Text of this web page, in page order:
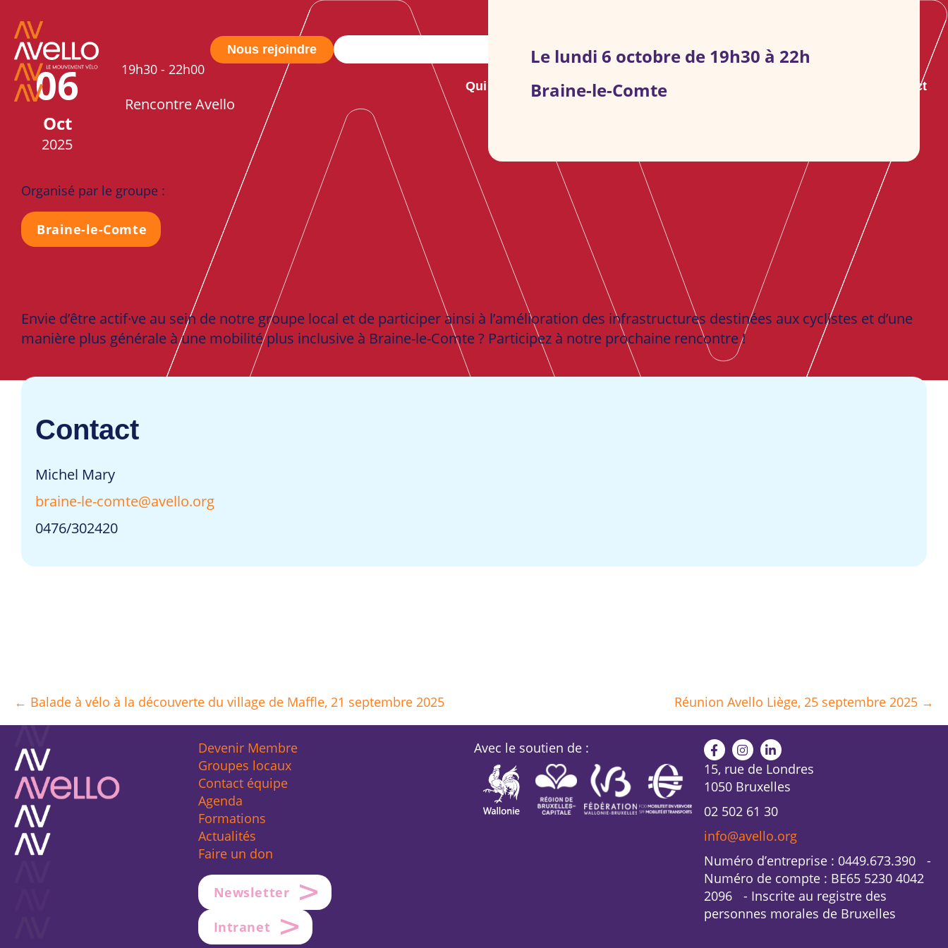
Nous rejoindre
Qui sommes-nous ? Nos groupes Contact
06
Oct
2025
19h30 - 22h00
Rencontre Avello
Le lundi 6 octobre de 19h30 à 22h
Braine-le-Comte
Organisé par le groupe :
Braine-le-Comte
Envie d’être actif·ve au sein de notre groupe local et de participer ainsi à l’amélioration des infrastructures destinées aux cyclistes et d’une
manière plus générale à une mobilité plus inclusive à Braine-le-Comte ? Participez à notre prochaine rencontre !
Contact
Michel Mary
braine-le-comte@avello.org
0476/302420
Posts
navigation
← Balade à vélo à la découverte du village de Maffle, 21 septembre 2025 Réunion Avello Liège, 25 septembre 2025 →
Devenir Membre
Groupes locaux
Contact équipe
Agenda
Formations
Actualités
Faire un don
Newsletter
Intranet
Avec le soutien de :
15, rue de Londres
1050 Bruxelles
02 502 61 30
info@avello.org
Numéro d’entreprise : 0449.673.390 -
Numéro de compte : BE65 5230 4042
2096 - Inscrite au registre des
personnes morales de Bruxelles